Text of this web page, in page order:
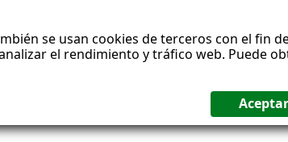
se usan cookies de terceros con el fin
el rendimiento y tráfico web. Puede